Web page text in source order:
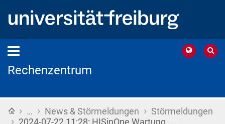
Rechenzentrum
Startseite
› … › News & Störmeldungen › Störmeldungen
› 2024-07-22 11:28: HISinOne Wartung …